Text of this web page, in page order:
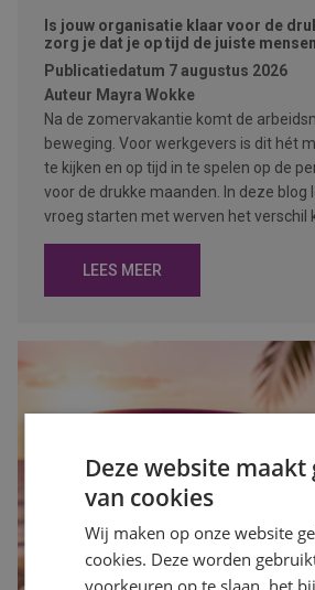
Is jouw organisatie klaar voor de
zorg je dat je op tijd de juiste
Publicatiedatum 7 augustus 2026
Auteur Mayra Wokke
Na de zomervakantie komt de
beweging. Voor werkgevers is dit hét
te kijken en op tijd in te spelen op de
voor de drukke maanden. In deze blog
vroeg starten met werven het verschil
LEES MEER
Deze website
van cookies
Wij maken op onze website
cookies. Deze worden
voorkeuren op te slaan, het